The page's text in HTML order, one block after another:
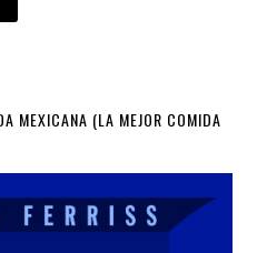
MEXICANA (LA MEJOR COMIDA